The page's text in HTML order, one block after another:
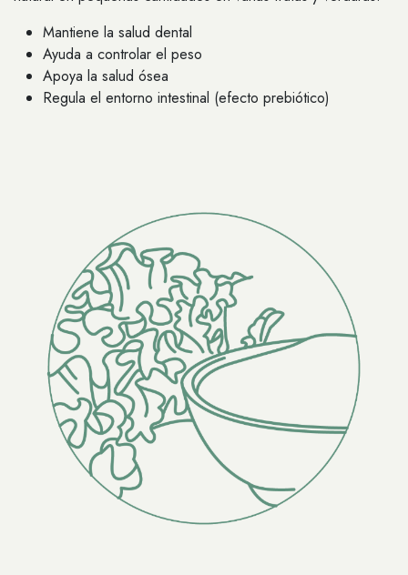
Mantiene la salud dental
Ayuda a controlar el peso
Apoya la salud ósea
Regula el entorno intestinal (efecto prebiótico)